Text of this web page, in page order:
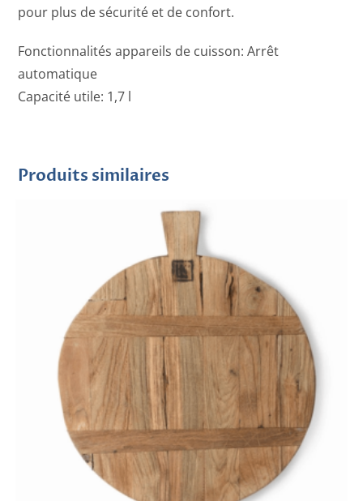
pour plus de sécurité et de confort.
Fonctionnalités appareils de cuisson: Arrêt
automatique
Capacité utile: 1,7 l
Produits similaires